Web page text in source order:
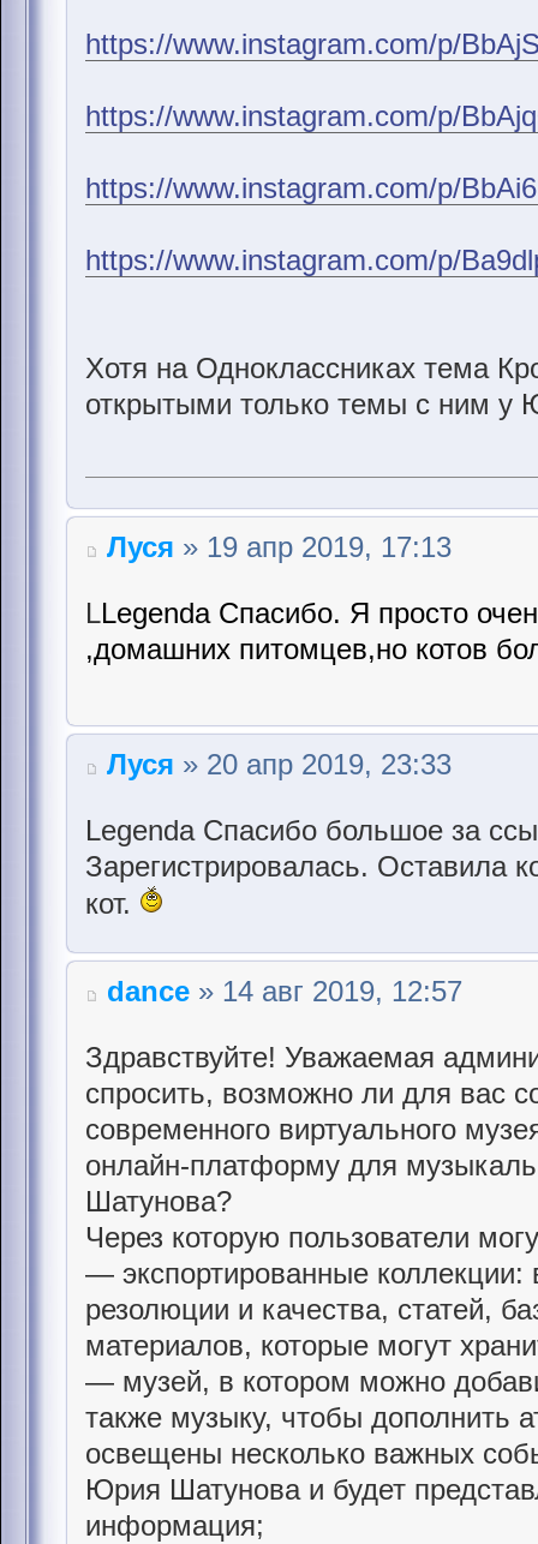
https://www.instagram.com/p/
https://www.instagram.com/p/
https://www.instagram.com/p/
https://www.instagram.com/p/
Хотя на Одноклассниках тема
открытыми только темы с ним у
Луся » 19 апр 2019, 17:13
LLegenda Спасибо. Я просто
,домашних питомцев,но котов
Луся » 20 апр 2019, 23:33
Legenda Спасибо большое за
Зарегистрировалась. Оставила
кот.
dance » 14 авг 2019, 12:57
Здравствуйте! Уважаемая
спросить, возможно ли для вас
современного виртуального
онлайн-платформу для
Шатунова?
Через которую пользователи
— экспортированные
резолюции и качества, статей,
материалов, которые могут
— музей, в котором можно
также музыку, чтобы дополнить
освещены несколько важных
Юрия Шатунова и будет
информация;